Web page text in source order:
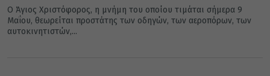
Ο Άγιος Χριστόφορος, η μνήμη του οποίου τιμάται σήμερα 9
Μαΐου, θεωρείται προστάτης των οδηγών, των αεροπόρων, των
αυτοκινητιστών,...